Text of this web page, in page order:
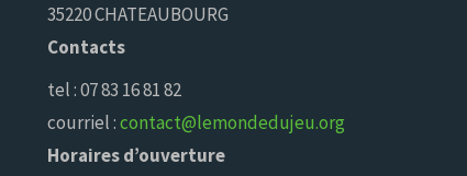
35220 CHATEAUBOURG
Contacts
tel : 07 83 16 81 82
courriel :contact@lemondedujeu.org
Horaires d’ouverture